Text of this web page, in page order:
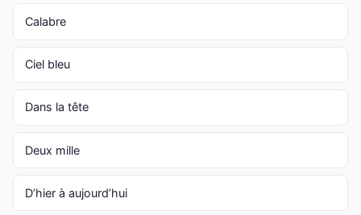
Calabre
Ciel bleu
Dans la tête
Deux mille
D’hier à aujourd’hui